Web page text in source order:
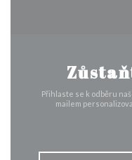
Přihlaste se k odběru
mailem